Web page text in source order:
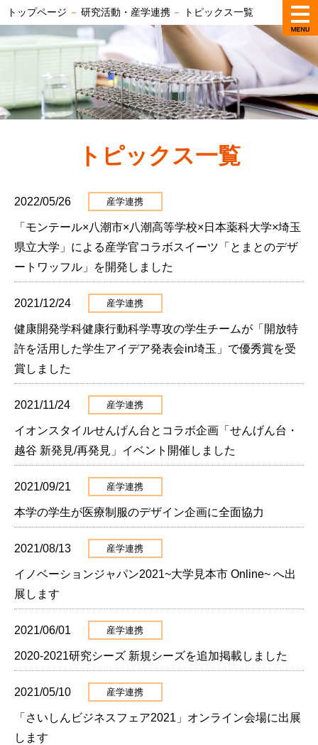
トップページ － 研究活動・産学連携 － トピックス一覧
トピックス一覧
2022/05/26 産学連携
「モンテール×八潮市×八潮高等学校×日本薬科大学×埼玉
県立大学」による産学官コラボスイーツ「とまとのデザ
ートワッフル」を開発しました
2021/12/24 産学連携
健康開発学科健康行動科学専攻の学生チームが「開放特
許を活用した学生アイデア発表会in埼玉」で優秀賞を受
賞しました
2021/11/24 産学連携
イオンスタイルせんげん台とコラボ企画「せんげん台・
越谷 新発見/再発見」イベント開催しました
2021/09/21 産学連携
本学の学生が医療制服のデザイン企画に全面協力
2021/08/13 産学連携
イノベーションジャパン2021~大学見本市 Online~ へ出
展します
2021/06/01 産学連携
2020-2021研究シーズ 新規シーズを追加掲載しました
2021/05/10 産学連携
「さいしんビジネスフェア2021」オンライン会場に出展
します